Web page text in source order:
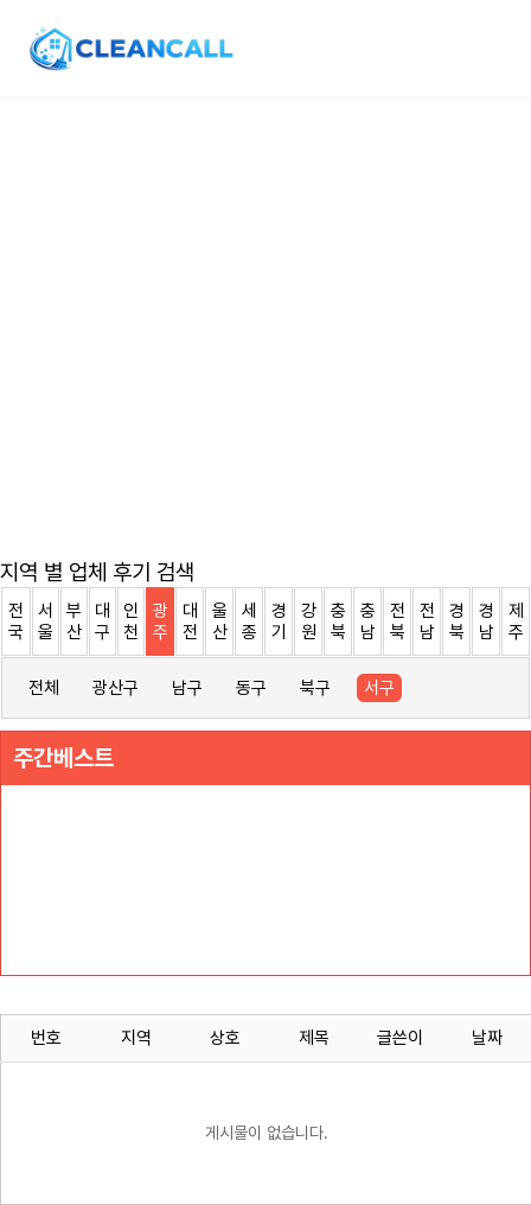
지역 별 업체 후기 검색
전
국
서
울
부
산
대
구
인
천
광
주
대
전
울
산
세
종
경
기
강
원
충
북
충
남
전
북
전
남
경
북
경
남
제
주
전체 광산구 남구 동구 북구 서구
주간베스트
번호 지역 상호 제목 글쓴이 날짜
게시물이 없습니다.